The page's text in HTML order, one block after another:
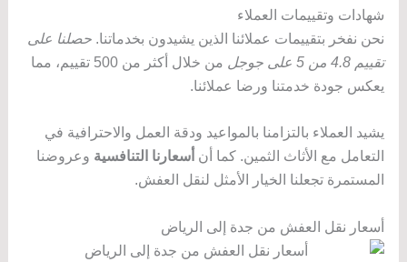
شهادات وتقييمات العملاء
نحن نفخر بتقييمات عملائنا الذين يشيدون بخدماتنا. حصلنا على
تقييم 4.8 من 5 على جوجل
من خلال أكثر من 500 تقييم، مما
يعكس جودة خدمتنا ورضا عملائنا.
يشيد العملاء بالتزامنا بالمواعيد ودقة العمل والاحترافية في
التعامل مع الأثاث الثمين. كما أن أسعارنا التنافسية وعروضنا
المستمرة تجعلنا الخيار الأمثل لنقل العفش.
أسعار نقل العفش من جدة إلى الرياض